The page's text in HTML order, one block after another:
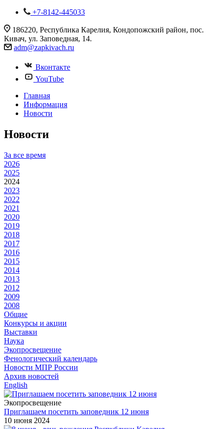
+7-8142-445033
186220, Республика Карелия, Кондопожский район, пос.
Кивач, ул. Заповедная, 14.
adm@zapkivach.ru
Вконтакте
YouTube
Главная
Информация
Новости
Новости
За все время
2026
2025
2024
2023
2022
2021
2020
2019
2018
2017
2016
2015
2014
2013
2012
2009
2008
Общие
Конкурсы и акции
Выставки
Наука
Экопросвещение
Фенологический календарь
Новости МПР России
Архив новостей
English
Экопросвещение
Приглашаем посетить заповедник 12 июня
10 июня 2024